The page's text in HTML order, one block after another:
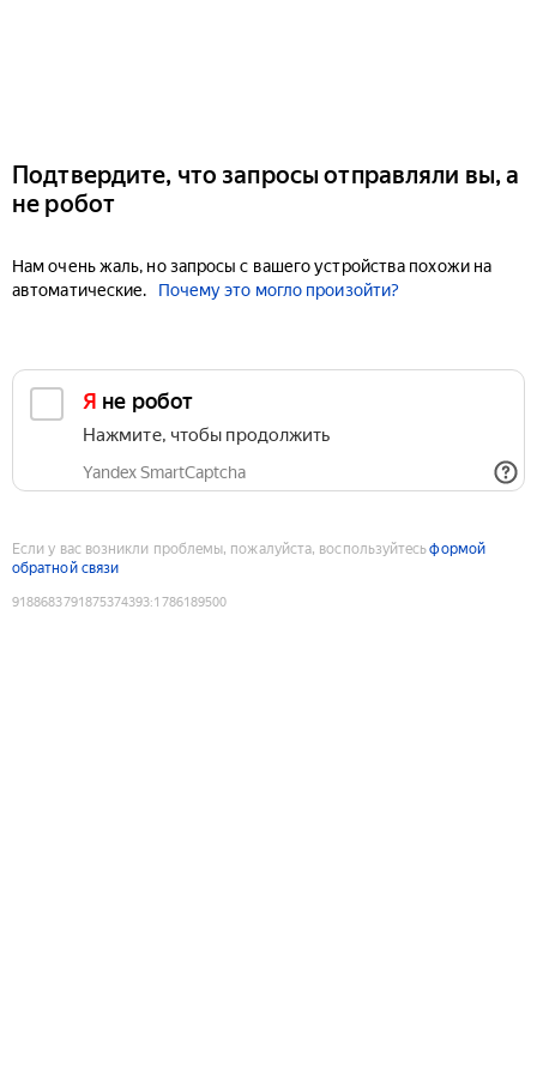
Подтвердите, что запросы отправляли вы, а
не робот
Нам очень жаль, но запросы с вашего устройства похожи на
автоматические.
Почему это могло произойти?
Я не робот
Нажмите, чтобы продолжить
Yandex SmartCaptcha
Если у вас возникли проблемы, пожалуйста, воспользуйтесьформой
обратной связи
9188683791875374393:1786189500